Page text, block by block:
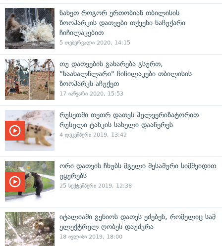
ნახეთ როგორ ერთობიან თბილისის
ზოოპარკის დათვები თქვენი ნაჩუქარი
ჩიჩილაკებით
5 თებერვალი 2020, 14:15
თუ დათვების გახარება გსურთ,
"ნაახალწლარი" ჩიჩილაკები თბილისის
ზოოპარკს აჩუქეთ
17 იანვარი 2020, 15:53
რუსეთში თეთრ დათვს პულვერიზატორით
რუსული ტანკის სახელი დააწერეს
4 დეკემბერი 2019, 13:42
ორი დათვის ჩხუბს მგელი შესაშური სიმშვიდით
უყურებს
25 სექტემბერი 2019, 12:38
იტალიაში გენიოს დათვს ეძებენ, რომელიც სამ
ელექტრულ ღობეს დაუძვრა
18 ივლისი 2019, 18:00